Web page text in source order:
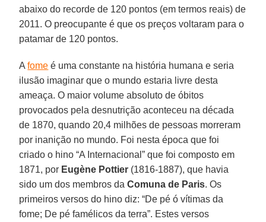
abaixo do recorde de 120 pontos (em termos reais) de
2011. O preocupante é que os preços voltaram para o
patamar de 120 pontos.
Afome é uma constante na história humana e seria
ilusão imaginar que o mundo estaria livre desta
ameaça. O maior volume absoluto de óbitos
provocados pela desnutrição aconteceu na década
de 1870, quando 20,4 milhões de pessoas morreram
por inanição no mundo. Foi nesta época que foi
criado o hino “A Internacional” que foi composto em
1871, por Eugène Pottier (1816-1887), que havia
sido um dos membros daComuna de Paris. Os
primeiros versos do hino diz: “De pé ó vítimas da
fome; De pé famélicos da terra”. Estes versos